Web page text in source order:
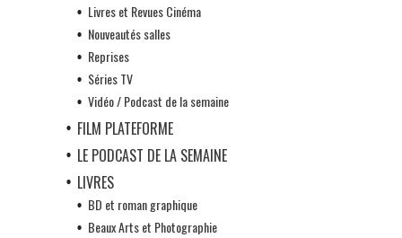
Livres et Revues Cinéma
Nouveautés salles
Reprises
Séries TV
Vidéo / Podcast de la semaine
FILM PLATEFORME
LE PODCAST DE LA SEMAINE
LIVRES
BD et roman graphique
Beaux Arts et Photographie